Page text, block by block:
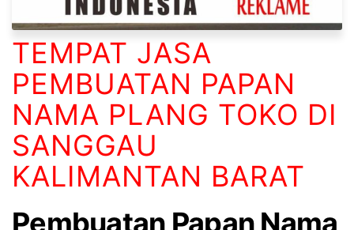
TEMPAT JASA
PEMBUATAN PAPAN
NAMA PLANG TOKO DI
SANGGAU
KALIMANTAN BARAT
Pembuatan Papan Nama